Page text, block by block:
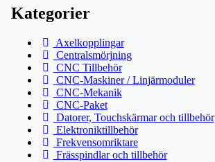
Kategorier
Axelkopplingar
Centralsmörjning
CNC Tillbehör
CNC-Maskiner / Linjärmoduler
CNC-Mekanik
CNC-Paket
Datorer, Touchskärmar och tillbehör
Elektroniktillbehör
Frekvensomriktare
Frässpindlar och tillbehör